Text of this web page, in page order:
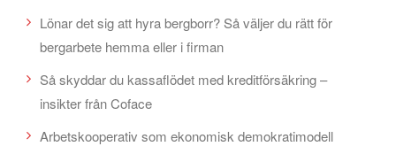
Lönar det sig att hyra bergborr? Så väljer du rätt för
bergarbete hemma eller i firman
Så skyddar du kassaflödet med kreditförsäkring –
insikter från Coface
Arbetskooperativ som ekonomisk demokratimodell